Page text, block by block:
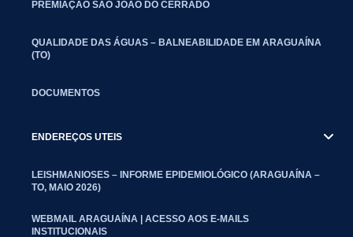
PREMIAÇÃO SÃO JOÃO DO CERRADO
QUALIDADE DAS ÁGUAS – BALNEABILIDADE EM ARAGUAÍNA
(TO)
DOCUMENTOS
ENDEREÇOS UTEIS
LEISHMANIOSES – INFORME EPIDEMIOLÓGICO (ARAGUAÍNA –
TO, MAIO 2026)
WEBMAIL ARAGUAÍNA | ACESSO AOS E-MAILS
INSTITUCIONAIS